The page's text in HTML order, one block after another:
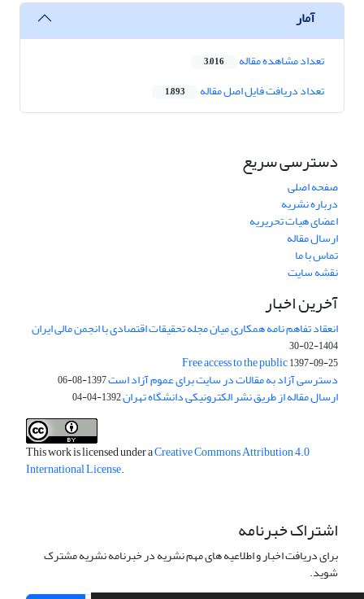
آمار
تعداد مشاهده مقاله 3,016
تعداد دریافت فایل اصل مقاله 1,893
دسترسی سریع
صفحه اصلی
درباره نشریه
اعضای هیات تحریریه
ارسال مقاله
تماس با ما
نقشه سایت
آخرین اخبار
انعقاد تفاهم نامه همکاری میان مجله تحقیقات اقتصادی با انجمن مالی ایران
1404-02-30
Free access to the public1397-09-25
دسترسی آزاد به مقالات در سایت برای عموم آزاد است1397-08-06
ارسال مقاله از طریق نشر الکترونیکی دانشگاه تهران1392-04-04
This work is licensed under aCreative Commons Attribution 4.0
International License.
اشتراک خبرنامه
برای دریافت اخبار و اطلاعیه های مهم نشریه در خبرنامه نشریه مشترک
شوید.